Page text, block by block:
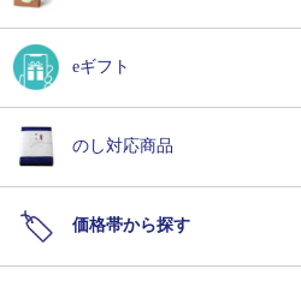
eギフト
のし対応商品
価格帯から探す